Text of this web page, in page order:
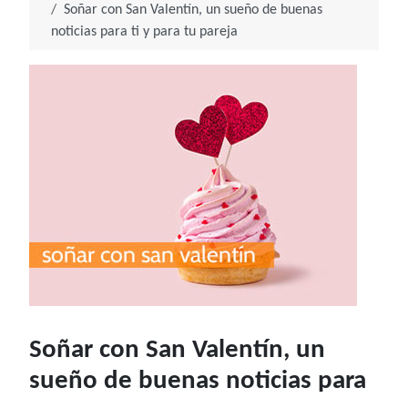
Soñar con San Valentín, un sueño de buenas
noticias para ti y para tu pareja
Soñar con San Valentín, un
sueño de buenas noticias para